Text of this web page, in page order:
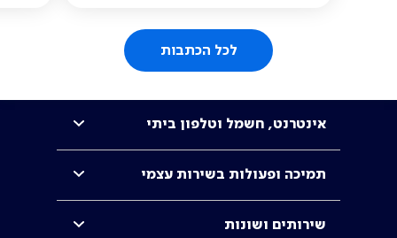
לכל הכתבות
אינטרנט, חשמל וטלפון ביתי
תמיכה ופעולות בשירות עצמי
שירותים ושונות